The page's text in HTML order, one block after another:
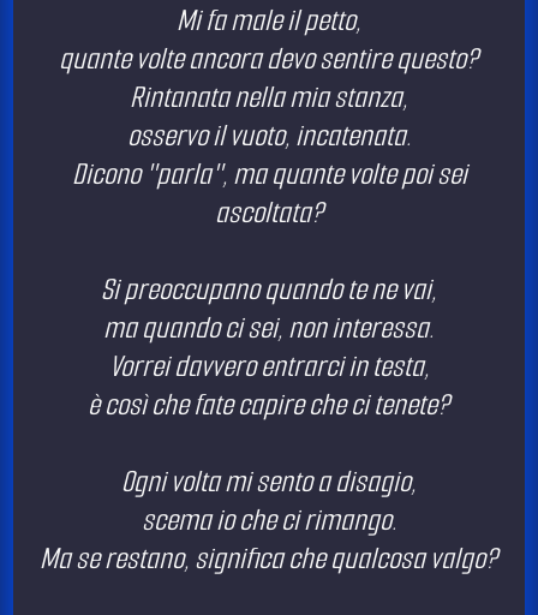
Mi fa male il petto,
quante volte ancora devo sentire questo?
Rintanata nella mia stanza,
osservo il vuoto, incatenata.
Dicono "parla", ma quante volte poi sei
ascoltata?
Si preoccupano quando te ne vai,
ma quando ci sei, non interessa.
Vorrei davvero entrarci in testa,
è così che fate capire che ci tenete?
Ogni volta mi sento a disagio,
scema io che ci rimango.
Ma se restano, significa che qualcosa valgo?